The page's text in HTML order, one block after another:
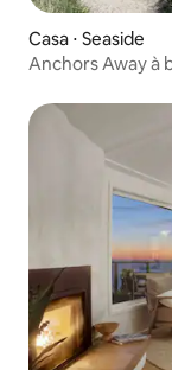
Casa ⋅ Seaside
Anchors Away à